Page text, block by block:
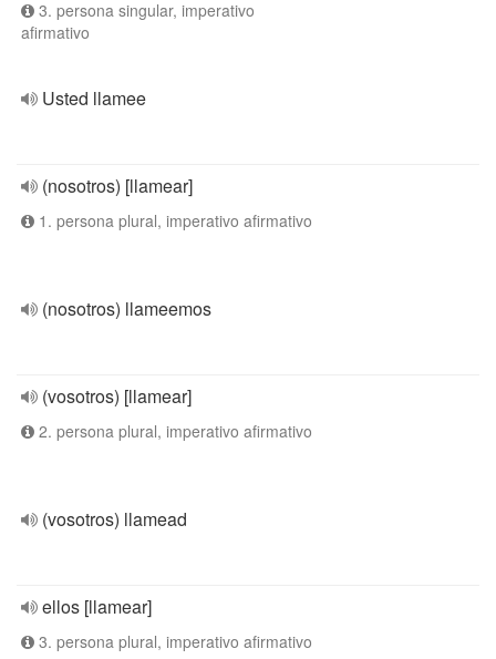
3. persona singular, imperativo
afirmativo
Usted llamee
(nosotros) [llamear]
1. persona plural, imperativo afirmativo
(nosotros) llameemos
(vosotros) [llamear]
2. persona plural, imperativo afirmativo
(vosotros) llamead
ellos [llamear]
3. persona plural, imperativo afirmativo